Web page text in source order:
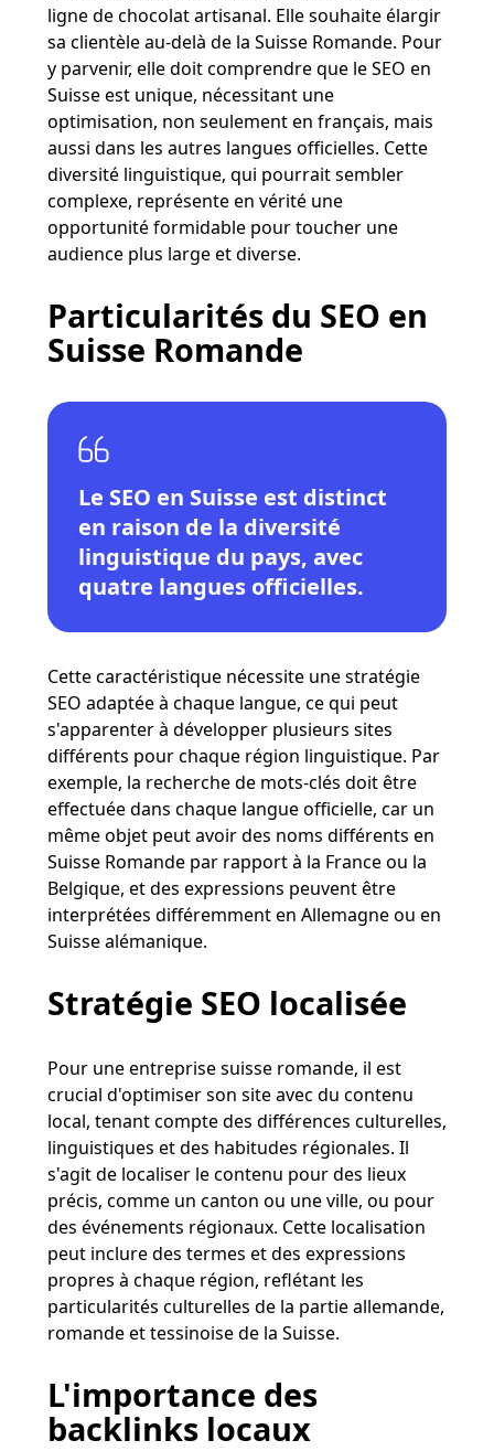
ligne de chocolat artisanal. Elle souhaite élargir
sa clientèle au-delà de la Suisse Romande. Pour
y parvenir, elle doit comprendre que le SEO en
Suisse est unique, nécessitant une
optimisation, non seulement en français, mais
aussi dans les autres langues officielles. Cette
diversité linguistique, qui pourrait sembler
complexe, représente en vérité une
opportunité formidable pour toucher une
audience plus large et diverse.
Particularités du SEO en
Suisse Romande
Le SEO en Suisse est distinct
en raison de la diversité
linguistique du pays, avec
quatre langues officielles.
Cette caractéristique nécessite une stratégie
SEO adaptée à chaque langue, ce qui peut
s'apparenter à développer plusieurs sites
différents pour chaque région linguistique​​​​. Par
exemple, la recherche de mots-clés doit être
effectuée dans chaque langue officielle, car un
même objet peut avoir des noms différents en
Suisse Romande par rapport à la France ou la
Belgique, et des expressions peuvent être
interprétées différemment en Allemagne ou en
Suisse alémanique​​.
Stratégie SEO localisée
Pour une entreprise suisse romande, il est
crucial d'optimiser son site avec du contenu
local, tenant compte des différences culturelles,
linguistiques et des habitudes régionales. Il
s'agit de localiser le contenu pour des lieux
précis, comme un canton ou une ville, ou pour
des événements régionaux. Cette localisation
peut inclure des termes et des expressions
propres à chaque région, reflétant les
particularités culturelles de la partie allemande,
romande et tessinoise de la Suisse​​.
L'importance des
backlinks locaux